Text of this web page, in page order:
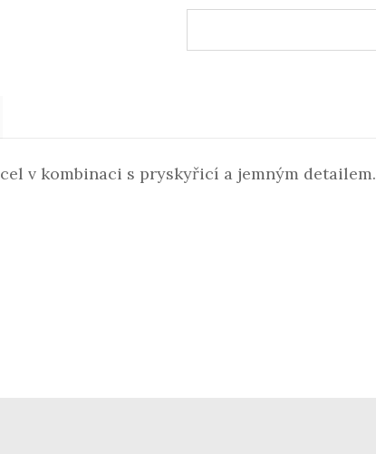
v kombinaci s pryskyřicí a jemným